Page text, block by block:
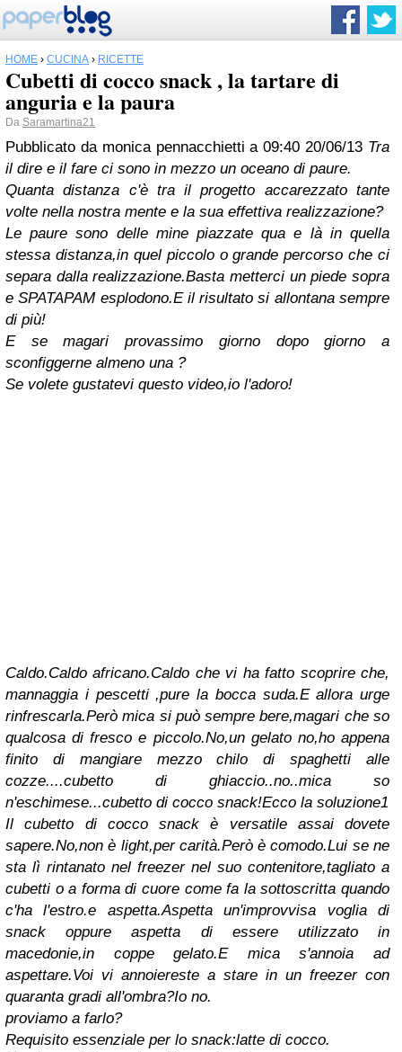
HOME › CUCINA › RICETTE
Cubetti di cocco snack , la tartare di
anguria e la paura
Da Saramartina21
Pubblicato da monica pennacchietti a 09:4020/06/13 Tra
il dire e il fare ci sono in mezzo un oceano di paure.
Quanta distanza c'è tra il progetto accarezzato tante
volte nella nostra mente e la sua effettiva realizzazione?
Le paure sono delle mine piazzate qua e là in quella
stessa distanza,in quel piccolo o grande percorso che ci
separa dalla realizzazione.Basta metterci un piede sopra
e SPATAPAM esplodono.E il risultato si allontana sempre
di più!
E se magari provassimo giorno dopo giorno a
sconfiggerne almeno una ?
Se volete gustatevi questo video,io l'adoro!
Caldo.Caldo africano.Caldo che vi ha fatto scoprire che,
mannaggia i pescetti ,pure la bocca suda.E allora urge
rinfrescarla.Però mica si può sempre bere,magari che so
qualcosa di fresco e piccolo.No,un gelato no,ho appena
finito di mangiare mezzo chilo di spaghetti alle
cozze....cubetto di ghiaccio..no..mica so
n'eschimese...cubetto di cocco snack!Ecco la soluzione1
Il cubetto di cocco snack è versatile assai dovete
sapere.No,non è light,per carità.Però è comodo.Lui se ne
sta lì rintanato nel freezer nel suo contenitore,tagliato a
cubetti o a forma di cuore come fa la sottoscritta quando
c'ha l'estro.e aspetta.Aspetta un'improvvisa voglia di
snack oppure aspetta di essere utilizzato in
macedonie,in coppe gelato.E mica s'annoia ad
aspettare.Voi vi annoiereste a stare in un freezer con
quaranta gradi all'ombra?Io no.
proviamo a farlo?
Requisito essenziale per lo snack:latte di cocco.